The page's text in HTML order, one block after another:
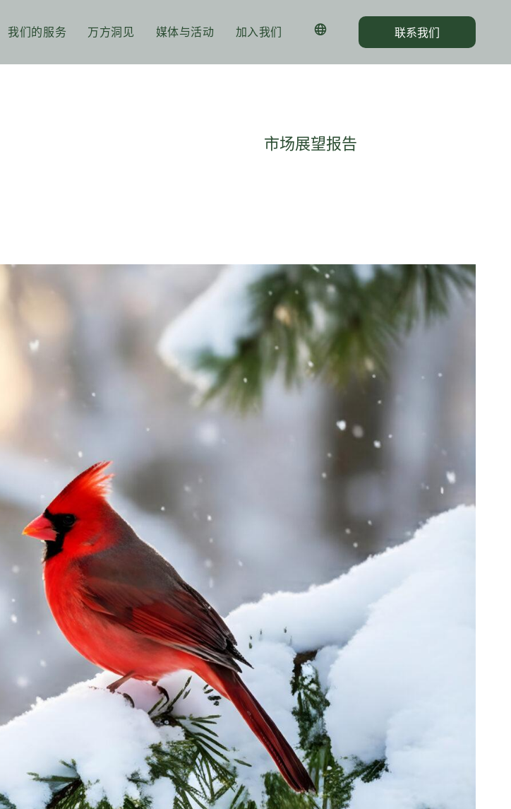
联系我们
我们的服务 万方洞见 媒体与活动 加入我们
市场展望报告